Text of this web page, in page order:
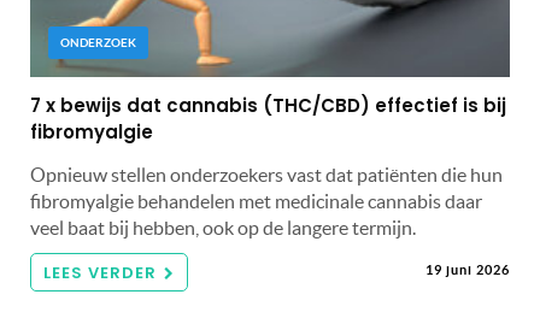
ONDERZOEK
7 x bewijs dat cannabis (THC/CBD) effectief is bij
fibromyalgie
Opnieuw stellen onderzoekers vast dat patiënten die hun
fibromyalgie behandelen met medicinale cannabis daar
veel baat bij hebben, ook op de langere termijn.
LEES VERDER 19 juni 2026